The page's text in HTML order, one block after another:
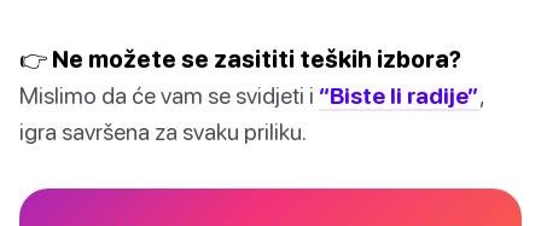
👉 Ne možete se zasititi teških izbora?
Mislimo da će vam se svidjeti i “Biste li radije”,
igra savršena za svaku priliku.